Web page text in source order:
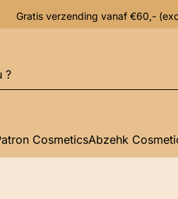
Gratis verzending vanaf
CosmeticsAbzehk